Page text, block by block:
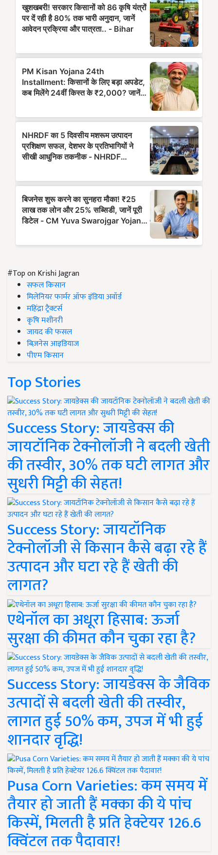
#Top on Krishi Jagran
सफल किसान
मिलेनियर फार्मर ऑफ इंडिया अवॉर्ड
महिंद्रा ट्रैक्टर्स
कृषि मशीनरी
जायद की फसल
बिज़नेस आइडियाज
पीएम किसान
Top Stories
Success Story: जायडेक्स की
जायटॉनिक टेक्नोलॉजी ने बदली खेती
की तस्वीर, 30% तक घटी लागत और
सुधरी मिट्टी की सेहत!
Success Story: जायटॉनिक
टेक्नोलॉजी से किसान कैसे बढ़ा रहे हैं
उत्पादन और घटा रहे हैं खेती की
लागत?
एथेनॉल का अधूरा हिसाब: ऊर्जा
सुरक्षा की कीमत कौन चुका रहा है?
Success Story: जायडेक्स के जैविक
उत्पादों से बदली खेती की तस्वीर,
लागत हुई 50% कम, उपज में भी हुई
शानदार वृद्धि!
Pusa Corn Varieties: कम समय में
तैयार हो जाती हैं मक्का की ये पांच
किस्में, मिलती है प्रति हेक्टेयर 126.6
क्विंटल तक पैदावार!